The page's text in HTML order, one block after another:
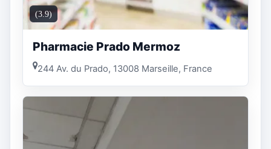
(3.9)
Pharmacie Prado Mermoz
244 Av. du Prado, 13008 Marseille, France